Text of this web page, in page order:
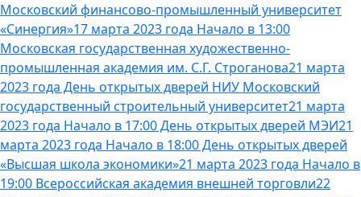
Московский финансово-промышленный университет
«Синергия»17 марта 2023 года Начало в 13:00
Московская государственная художественно-
промышленная академия им. С.Г. Строганова21 марта
2023 года День открытых дверей НИУ Московский
государственный строительный университет21 марта
2023 года Начало в 17:00 День открытых дверей МЭИ21
марта 2023 года Начало в 18:00 День открытых дверей
«Высшая школа экономики»21 марта 2023 года Начало в
19:00 Всероссийская академия внешней торговли22